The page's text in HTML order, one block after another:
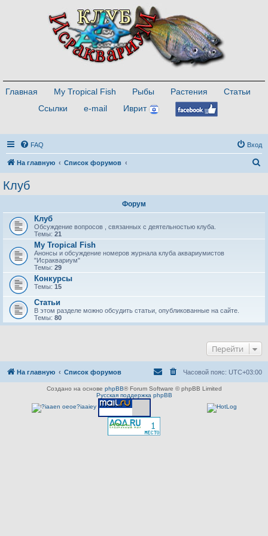
Главная My Tropical Fish Рыбы Растения
Статьи
Ссылки
e-mail Иврит
FAQ Вход
На главную Список форумов
Клуб
Форум
Клуб
Обсуждение вопросов , связанных с деятельностью клуба.
Темы: 21
My Tropical Fish
Анонсы и обсуждение номеров журнала клуба аквариумистов
"Исраквариум"
Темы: 29
Конкурсы
Темы: 15
Статьи
В этом разделе можно обсудить статьи, опубликованные на сайте.
Темы: 80
Перейти
На главную Список форумов Часовой пояс: UTC+03:00
Создано на основе phpBB® Forum Software © phpBB Limited
Русская поддержка phpBB